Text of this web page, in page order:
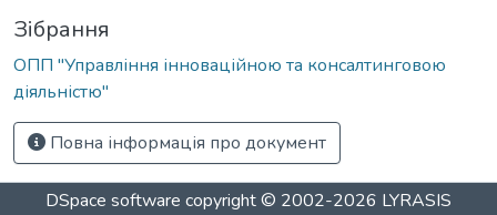
Зібрання
ОПП "Управління інноваційною та консалтинговою
діяльністю"
Повна інформація про документ
DSpace software copyright © 2002-2026 LYRASIS